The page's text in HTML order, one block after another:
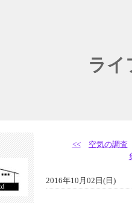
ライ
<< 空気の調査
2016年10月02日(日)